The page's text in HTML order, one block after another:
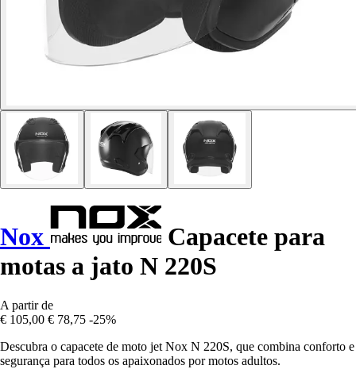
Nox
Capacete para
motas a jato N 220S
A partir de
€ 105,00 € 78,75 -25%
Descubra o capacete de moto jet Nox N 220S, que combina conforto e
segurança para todos os apaixonados por motos adultos.